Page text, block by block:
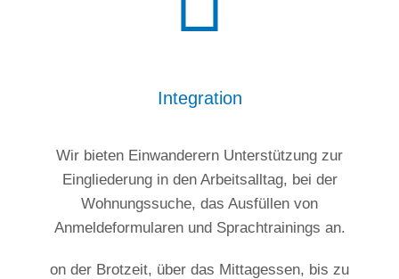
Integration
Wir bieten Einwanderern Unterstützung zur
Eingliederung in den Arbeitsalltag, bei der
Wohnungssuche, das Ausfüllen von
Anmeldeformularen und Sprachtrainings an.
on der Brotzeit, über das Mittagessen, bis zu